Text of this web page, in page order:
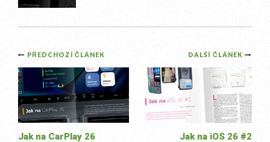
Post
navigation
DALŠÍ ČLÁNEK
Jak na iOS 26 #2
PŘEDCHOZÍ ČLÁNEK
Jak na CarPlay 26